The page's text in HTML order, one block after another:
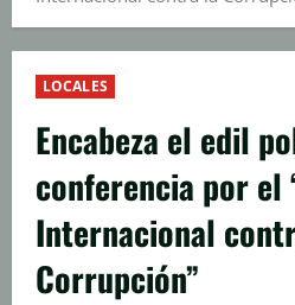
LOCALES
Encabeza el edil
conferencia por el
Internacional
Corrupción”